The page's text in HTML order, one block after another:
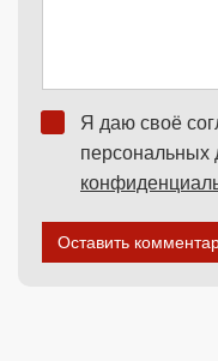
Я даю своё
персональных
Оставить